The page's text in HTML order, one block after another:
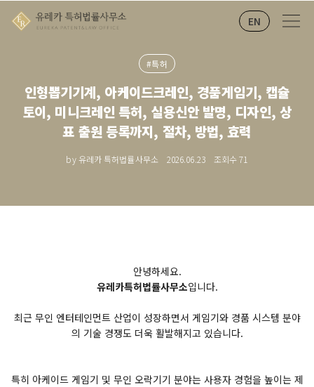
EN
#특허
인형뽑기기계, 아케이드크레인, 경품게임기, 캡슐
토이, 미니크레인 특허, 실용신안 발명, 디자인, 상
표 출원 등록까지, 절차, 방법, 효력
by 유레카 특허법률사무소 2026.06.23 조회수71
안녕하세요.
유레카특허법률사무소입니다.
최근 무인 엔터테인먼트 산업이 성장하면서 게임기와 경품 시스템 분야
의 기술 경쟁도 더욱 활발해지고 있습니다.
특히 아케이드 게임기 및 무인 오락기기 분야는 사용자 경험을 높이는 제